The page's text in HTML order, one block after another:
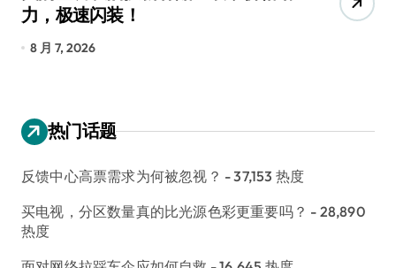
力，极速闪装！
8 月 7, 2026
热门话题
反馈中心高票需求为何被忽视？ - 37,153 热度
买电视，分区数量真的比光源色彩更重要吗？ - 28,890
热度